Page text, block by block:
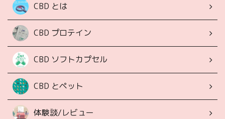
CBD とは
CBD プロテイン
CBD ソフトカプセル
CBD とペット
体験談/レビュー